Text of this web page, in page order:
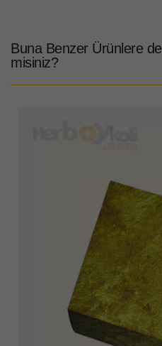
Buna Benzer Ürünlere
misiniz?